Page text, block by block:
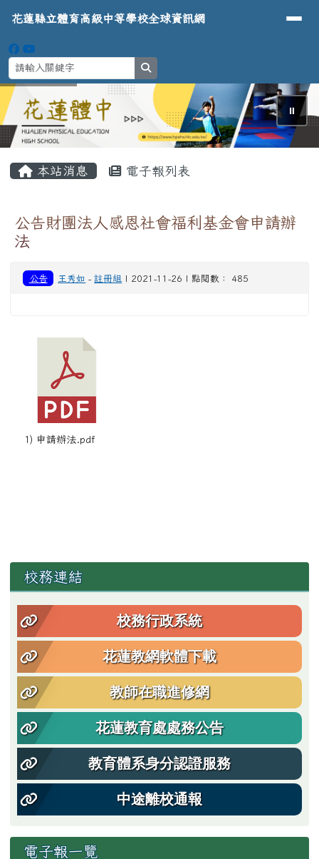
花蓮縣立體育高級中等學校全球資
導覽列
花蓮縣立體育高級中等學校全球資訊網
⏸
本站消息 電子報列表
公告財團法人感恩社會福利基金會申請辦
法
公告 王秀如 -註冊組 | 2021-11-26 | 點閱數： 485
1) 申請辦法.pdf
左邊區域內容
校務連結
校務行政系統
花蓮教網軟體下載
教師在職進修網
花蓮教育處處務公告
教育體系身分認證服務
中途離校通報
電子報一覽